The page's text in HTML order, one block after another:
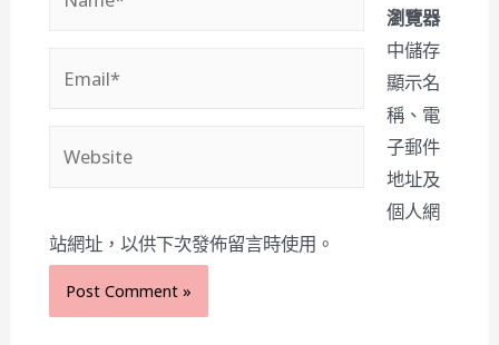
瀏覽器
中儲存
顯示名
稱、電
子郵件
地址及
個人網
站網址，以供下次發佈留言時使用。